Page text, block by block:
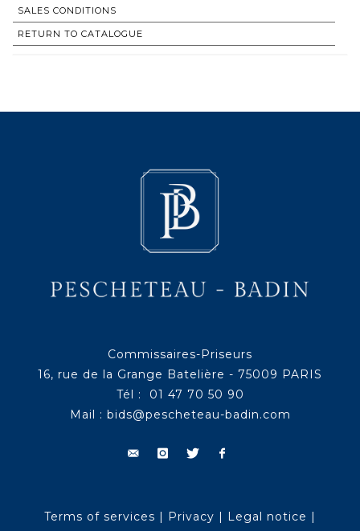
SALES CONDITIONS
RETURN TO CATALOGUE
Commissaires-Priseurs
16, rue de la Grange Batelière - 75009 PARIS
Tél : 01 47 70 50 90
Mail : bids@pescheteau-badin.com
Terms of services | Privacy | Legal notice |